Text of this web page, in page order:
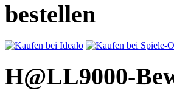
bestellen
H@LL9000-